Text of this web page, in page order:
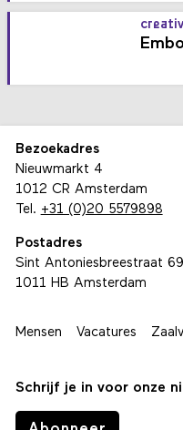
Bezoekadres
Nieuwmarkt 4
1012 CR Amsterdam
Tel. +31 (0)20 5579898
Postadres
Sint Antoniesbreestraat 69
1011 HB Amsterdam
Mensen Vacatures
Schrijf je in voor onze